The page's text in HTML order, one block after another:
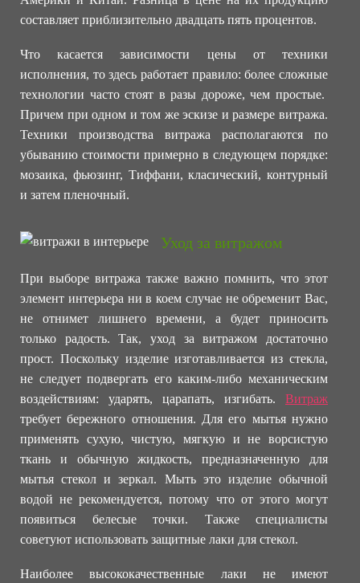
составляет приблизительно двадцать пять процентов.
Что касается зависимости цены от техники
исполнения, то здесь работает правило: более сложные
технологии часто стоят в разы дороже, чем простые.
Причем при одном и том же эскизе и размере витража.
Техники производства витража располагаются по
убыванию стоимости примерно в следующем порядке:
мозаика, фьюзинг, Тиффани, класический, контурный
и затем пленочный.
Уход за витражом
При выборе витража также важно помнить, что этот
элемент интерьера ни в коем случае не обременит Вас,
не отнимет лишнего времени, а будет приносить
только радость. Так, уход за витражом достаточно
прост. Поскольку изделие изготавливается из стекла,
не следует подвергать его каким-либо механическим
воздействиям: ударять, царапать, изгибать. Витраж
требует бережного отношения. Для его мытья нужно
применять сухую, чистую, мягкую и не ворсистую
ткань и обычную жидкость, предназначенную для
мытья стекол и зеркал. Мыть это изделие обычной
водой не рекомендуется, потому что от этого могут
появиться белесые точки. Также специалисты
советуют использовать защитные лаки для стекол.
Наиболее высококачественные лаки не имеют